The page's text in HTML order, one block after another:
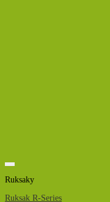
Ruksaky
Ruksak R-Series